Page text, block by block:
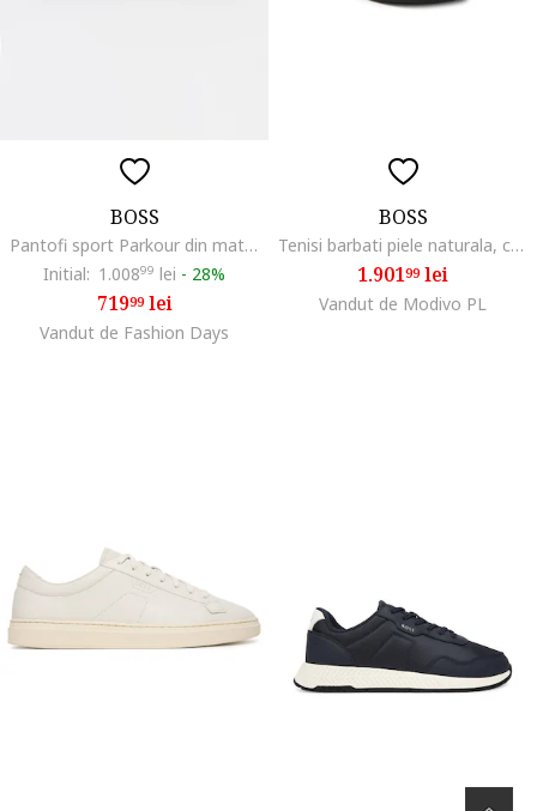
BOSS
Pantofi sport Parkour din material sintetic cu insertii din material textil, Albastru ultramarin
Initial: 1.00899 lei - 28%
71999lei
Vandut de Fashion Days
BOSS
Tenisi barbati piele naturala, culoare negru, model Black 001
1.90199lei
Vandut de Modivo PL